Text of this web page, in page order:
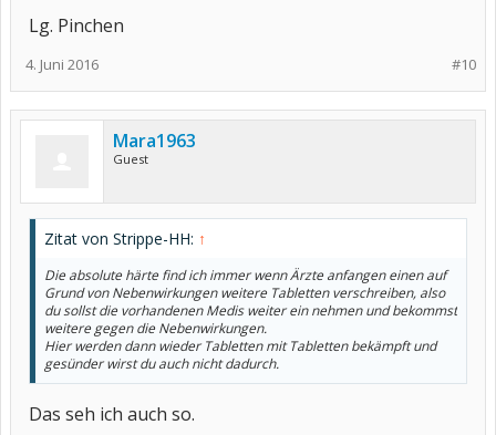
Lg. Pinchen
#10
4. Juni 2016
Mara1963
Guest
Zitat von Strippe-HH: ↑
Die absolute härte find ich immer wenn Ärzte anfangen einen auf
Grund von Nebenwirkungen weitere Tabletten verschreiben, also
du sollst die vorhandenen Medis weiter ein nehmen und bekommst
weitere gegen die Nebenwirkungen.
Hier werden dann wieder Tabletten mit Tabletten bekämpft und
gesünder wirst du auch nicht dadurch.
Das seh ich auch so.